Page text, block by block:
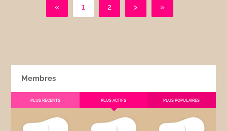
« 1 2 > »
Membres
PLUS RÉCENTS PLUS ACTIFS PLUS POPULAIRES